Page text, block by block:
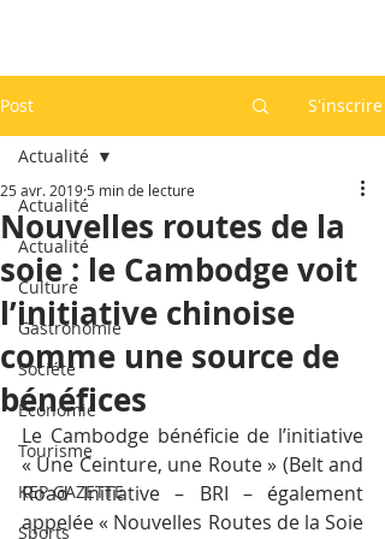
Post S'inscrire
Actualité
Actualité
Culture
Gastronomie
Société
Economie
Tourisme
KEP GAZETTE
Sports
Actualité
Nouvelles routes de la
soie : le Cambodge voit
l’initiative chinoise
comme une source de
bénéfices
25 avr. 2019 5 min de lecture
Le Cambodge bénéficie de l’initiative
« Une Ceinture, une Route » (Belt and
Road Initiative – BRI – également
appelée « Nouvelles Routes de la Soie